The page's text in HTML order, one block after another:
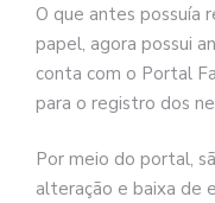
O que antes possuía
papel, agora possui
conta com o Portal
para o registro dos
Por meio do portal,
alteração e baixa de